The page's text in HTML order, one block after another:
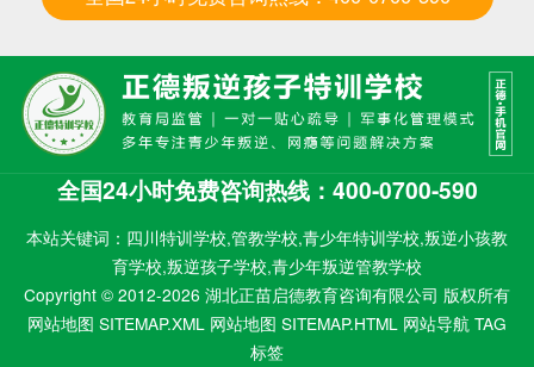
全国24小时免费咨询热线：400-0700-590
本站关键词：四川特训学校,管教学校,青少年特训学校,叛逆小孩教
育学校,叛逆孩子学校,青少年叛逆管教学校
Copyright © 2012-2026 湖北正苗启德教育咨询有限公司 版权所有
网站地图 SITEMAP.XML 网站地图 SITEMAP.HTML 网站导航 TAG
标签